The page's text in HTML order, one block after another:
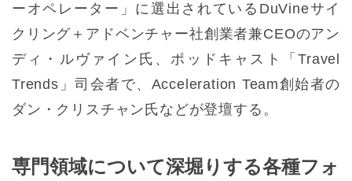
ーオペレーター」に選出されているDuVineサイ
クリング＋アドベンチャー社創業者兼CEOのアン
ディ・ルヴァイン氏、ポッドキャスト「Travel
Trends」司会者で、Acceleration Team創始者の
ダン・クリスチャン氏などが登壇する。
専門領域について深堀りする各種フォ